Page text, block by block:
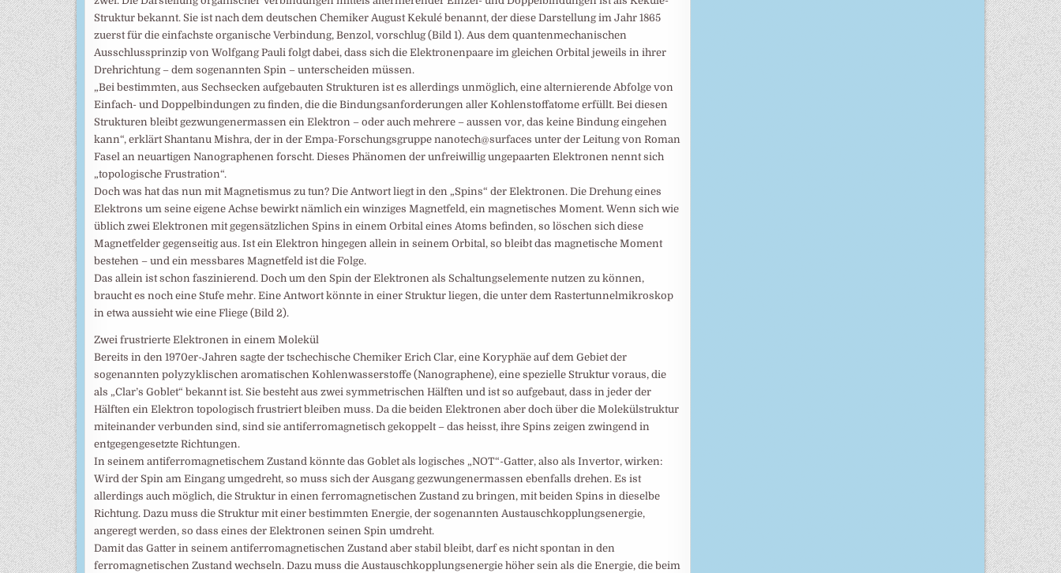
Struktur bekannt. Sie ist nach dem deutschen Chemiker August Kekulé benannt, der diese Darstellung im Jahr 1865
zuerst für die einfachste organische Verbindung, Benzol, vorschlug (Bild 1). Aus dem quantenmechanischen
Ausschlussprinzip von Wolfgang Pauli folgt dabei, dass sich die Elektronenpaare im gleichen Orbital jeweils in ihrer
Drehrichtung – dem sogenannten Spin – unterscheiden müssen.
„Bei bestimmten, aus Sechsecken aufgebauten Strukturen ist es allerdings unmöglich, eine alternierende Abfolge von
Einfach- und Doppelbindungen zu finden, die die Bindungsanforderungen aller Kohlenstoffatome erfüllt. Bei diesen
Strukturen bleibt gezwungenermassen ein Elektron – oder auch mehrere – aussen vor, das keine Bindung eingehen
kann“, erklärt Shantanu Mishra, der in der Empa-Forschungsgruppe nanotech@surfaces unter der Leitung von Roman
Fasel an neuartigen Nanographenen forscht. Dieses Phänomen der unfreiwillig ungepaarten Elektronen nennt sich
„topologische Frustration“.
Doch was hat das nun mit Magnetismus zu tun? Die Antwort liegt in den „Spins“ der Elektronen. Die Drehung eines
Elektrons um seine eigene Achse bewirkt nämlich ein winziges Magnetfeld, ein magnetisches Moment. Wenn sich wie
üblich zwei Elektronen mit gegensätzlichen Spins in einem Orbital eines Atoms befinden, so löschen sich diese
Magnetfelder gegenseitig aus. Ist ein Elektron hingegen allein in seinem Orbital, so bleibt das magnetische Moment
bestehen – und ein messbares Magnetfeld ist die Folge.
Das allein ist schon faszinierend. Doch um den Spin der Elektronen als Schaltungselemente nutzen zu können,
braucht es noch eine Stufe mehr. Eine Antwort könnte in einer Struktur liegen, die unter dem Rastertunnelmikroskop
in etwa aussieht wie eine Fliege (Bild 2).
Zwei frustrierte Elektronen in einem Molekül
Bereits in den 1970er-Jahren sagte der tschechische Chemiker Erich Clar, eine Koryphäe auf dem Gebiet der
sogenannten polyzyklischen aromatischen Kohlenwasserstoffe (Nanographene), eine spezielle Struktur voraus, die
als „Clar’s Goblet“ bekannt ist. Sie besteht aus zwei symmetrischen Hälften und ist so aufgebaut, dass in jeder der
Hälften ein Elektron topologisch frustriert bleiben muss. Da die beiden Elektronen aber doch über die Molekülstruktur
miteinander verbunden sind, sind sie antiferromagnetisch gekoppelt – das heisst, ihre Spins zeigen zwingend in
entgegengesetzte Richtungen.
In seinem antiferromagnetischem Zustand könnte das Goblet als logisches „NOT“-Gatter, also als Invertor, wirken:
Wird der Spin am Eingang umgedreht, so muss sich der Ausgang gezwungenermassen ebenfalls drehen. Es ist
allerdings auch möglich, die Struktur in einen ferromagnetischen Zustand zu bringen, mit beiden Spins in dieselbe
Richtung. Dazu muss die Struktur mit einer bestimmten Energie, der sogenannten Austauschkopplungsenergie,
angeregt werden, so dass eines der Elektronen seinen Spin umdreht.
Damit das Gatter in seinem antiferromagnetischen Zustand aber stabil bleibt, darf es nicht spontan in den
ferromagnetischen Zustand wechseln. Dazu muss die Austauschkopplungsenergie höher sein als die Energie, die beim